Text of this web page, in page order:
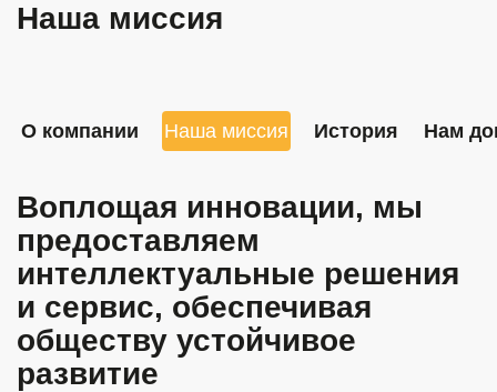
Наша миссия
О компании Наша миссия История Нам
Воплощая инновации, мы
предоставляем
интеллектуальные решения
и сервис, обеспечивая
обществу устойчивое
развитие